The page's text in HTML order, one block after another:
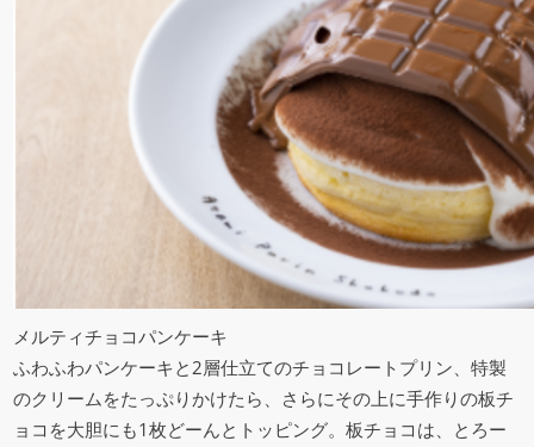
メルティチョコパンケーキ
ふわふわパンケーキと2層仕立てのチョコレートプリン、特製
のクリームをたっぷりかけたら、さらにその上に手作りの板チ
ョコを大胆にも1枚どーんとトッピング。板チョコは、とろー